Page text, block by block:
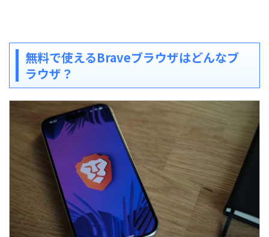
無料で使えるBraveブラウザはどんなブ
ラウザ？